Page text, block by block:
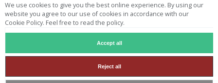
We use cookies to give you the best online experience. By using our
website you agree to our use of cookies in accordance with our
Cookie Policy. Feel free to read the policy.
Accept all
Reject all